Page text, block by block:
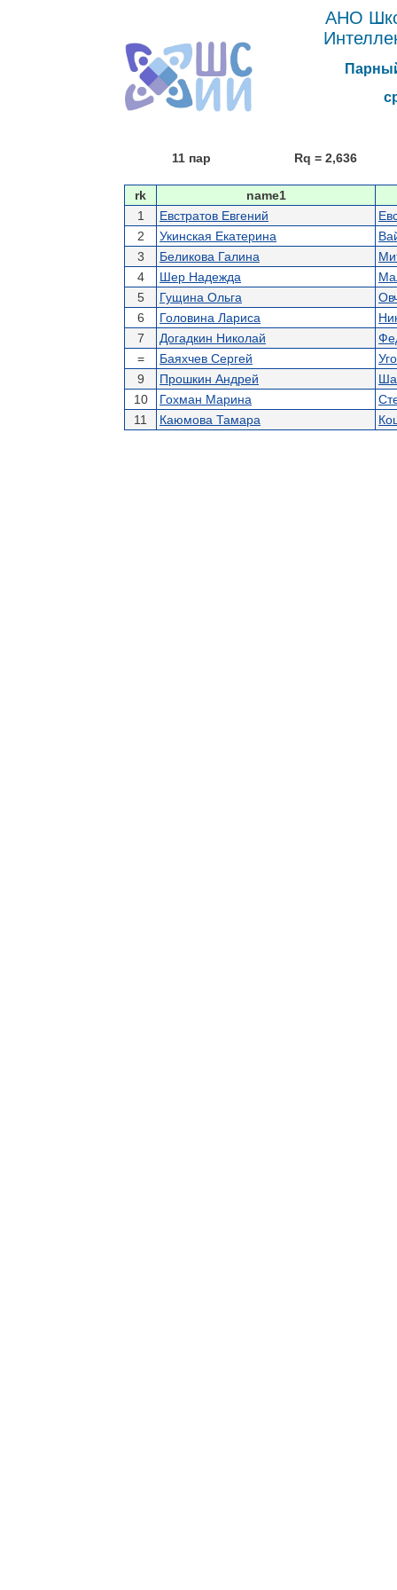
АНО
11 пар Rq = 2,636
rk
name1
1
Евстратов Евгений
2
Укинская Екатерина
3
Беликова Галина
4
Шер Надежда
5
Гущина Ольга
6
Головина Лариса
7
Догадкин Николай
=
Баяхчев Сергей
9
Прошкин Андрей
10
Гохман Марина
11
Каюмова Тамара